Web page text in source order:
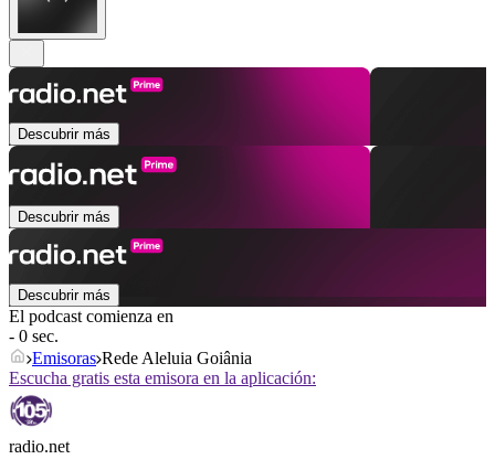
Descubrir más
Descubrir más
Descubrir más
El podcast comienza en
- 0 sec.
Emisoras Rede Aleluia Goiânia
Escucha gratis esta emisora en la aplicación:
radio.net